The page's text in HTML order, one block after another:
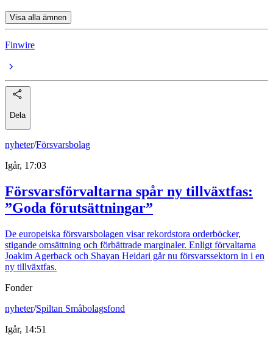
Visa alla ämnen
Finwire
Dela
nyheter/Försvarsbolag
Igår, 17:03
Försvarsförvaltarna spår ny tillväxtfas:
”Goda förutsättningar”
De europeiska försvarsbolagen visar rekordstora orderböcker,
stigande omsättning och förbättrade marginaler. Enligt förvaltarna
Joakim Agerback och Shayan Heidari går nu försvarssektorn in i en
ny tillväxtfas.
Fonder
nyheter/Spiltan Småbolagsfond
Igår, 14:51